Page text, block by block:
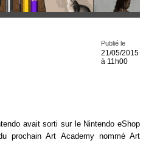
Publié le
21/05/2015
à 11h00
avait sorti sur le Nintendo eShop
prochain Art Academy nommé Art